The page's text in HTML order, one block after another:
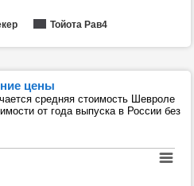
Тойота Рав4
цены
средняя стоимость Шевроле
от года выпуска в России без